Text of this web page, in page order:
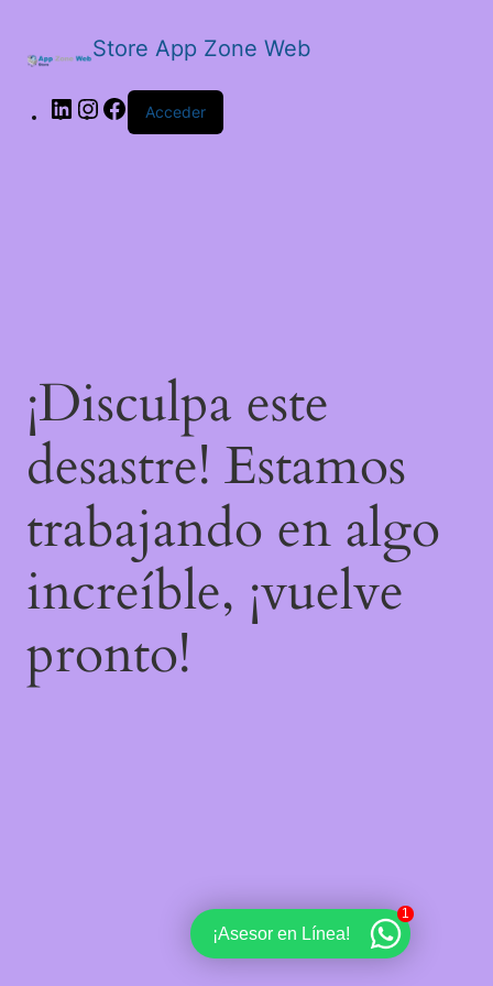
Store App Zone Web
LinkedInInstagram
Facebook
Acceder
¡Disculpa este
desastre! Estamos
trabajando en algo
increíble, ¡vuelve
pronto!
¡Asesor en Línea!
1